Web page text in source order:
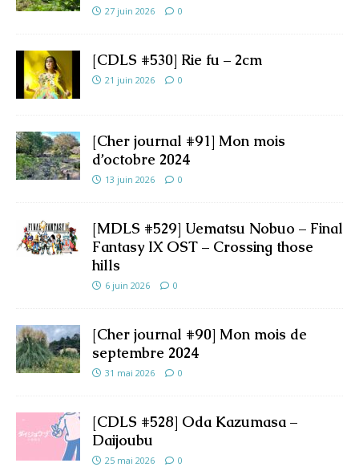
27 juin 2026 0
[CDLS #530] Rie fu – 2cm
21 juin 2026 0
[Cher journal #91] Mon mois
d’octobre 2024
13 juin 2026 0
[MDLS #529] Uematsu Nobuo – Final
Fantasy IX OST – Crossing those
hills
6 juin 2026 0
[Cher journal #90] Mon mois de
septembre 2024
31 mai 2026 0
[CDLS #528] Oda Kazumasa –
Daijoubu
25 mai 2026 0